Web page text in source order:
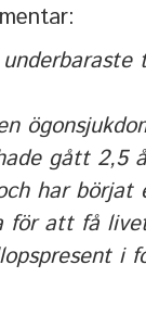
gått 2,5
har börjat
för att få
i